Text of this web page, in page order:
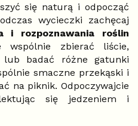
się naturą i odpocząć
wycieczki zachęcaj
i rozpoznawania roślin
wspólnie zbierać liście,
badać różne gatunki
smaczne przekąski i
na piknik. Odpoczywajcie
się jedzeniem i